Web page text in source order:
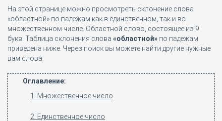
На этой странице можно просмотреть склонение слова
«областной» по падежам как в единственном, так и во
множественном числе. Областной слово, состоящее из 9
букв. Таблица склонения слова «областной» по падежам
приведена ниже. Через поиск вы можете найти другие нужные
вам слова.
Оглавление:
1. Множественное число
2. Единственное число